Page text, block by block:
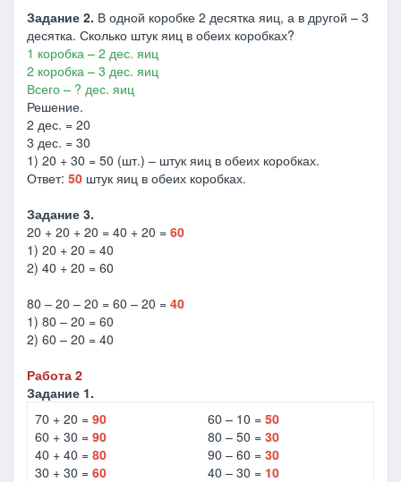
Задание 2. В одной коробке 2 десятка яиц, а в другой – 3
десятка. Сколько штук яиц в обеих коробках?
1 коробка – 2 дес. яиц
2 коробка – 3 дес. яиц
Всего – ? дес. яиц
Решение.
2 дес. = 20
3 дес. = 30
1) 20 + 30 = 50 (шт.) – штук яиц в обеих коробках.
Ответ: 50 штук яиц в обеих коробках.
Задание 3.
20 + 20 + 20 = 40 + 20 = 60
1) 20 + 20 = 40
2) 40 + 20 = 60
80 – 20 – 20 = 60 – 20 = 40
1) 80 – 20 = 60
2) 60 – 20 = 40
Работа 2
Задание 1.
70 + 20 = 90
60 + 30 = 90
40 + 40 = 80
30 + 30 = 60
60 – 10 = 50
80 – 50 = 30
90 – 60 = 30
40 – 30 = 10